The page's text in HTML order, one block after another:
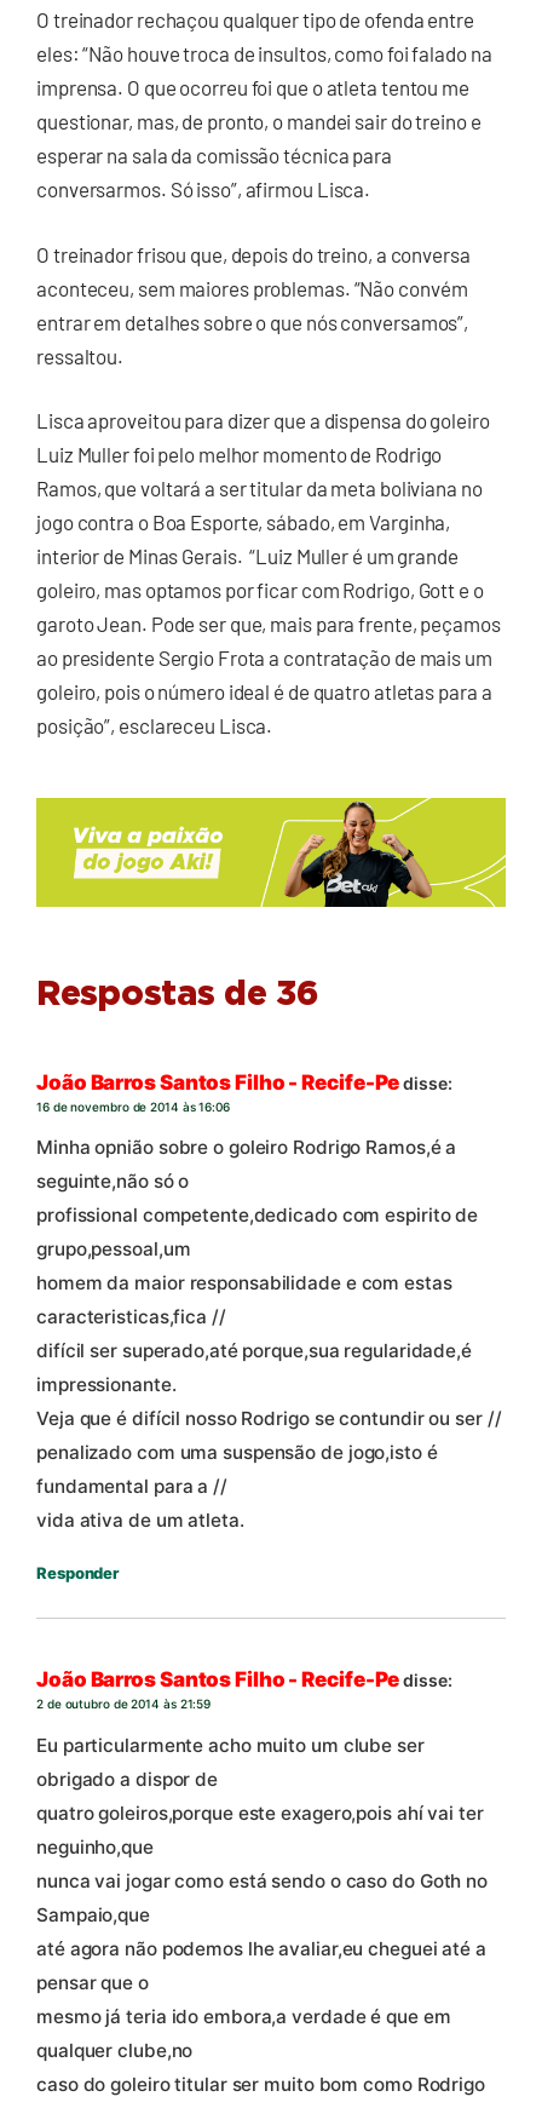
O treinador rechaçou qualquer tipo de ofenda entre
eles: “Não houve troca de insultos, como foi falado na
imprensa. O que ocorreu foi que o atleta tentou me
questionar, mas, de pronto, o mandei sair do treino e
esperar na sala da comissão técnica para
conversarmos. Só isso”, afirmou Lisca.
O treinador frisou que, depois do treino, a conversa
aconteceu, sem maiores problemas. “Não convém
entrar em detalhes sobre o que nós conversamos”,
ressaltou.
Lisca aproveitou para dizer que a dispensa do goleiro
Luiz Muller foi pelo melhor momento de Rodrigo
Ramos, que voltará a ser titular da meta boliviana no
jogo contra o Boa Esporte, sábado, em Varginha,
interior de Minas Gerais. “Luiz Muller é um grande
goleiro, mas optamos por ficar com Rodrigo, Gott e o
garoto Jean. Pode ser que, mais para frente, peçamos
ao presidente Sergio Frota a contratação de mais um
goleiro, pois o número ideal é de quatro atletas para a
posição”, esclareceu Lisca.
Respostas de 36
João Barros Santos Filho - Recife-Pedisse:
16 de novembro de 2014 às 16:06
Minha opnião sobre o goleiro Rodrigo Ramos,é a
seguinte,não só o
profissional competente,dedicado com espirito de
grupo,pessoal,um
homem da maior responsabilidade e com estas
caracteristicas,fica //
difícil ser superado,até porque,sua regularidade,é
impressionante.
Veja que é difícil nosso Rodrigo se contundir ou ser //
penalizado com uma suspensão de jogo,isto é
fundamental para a //
vida ativa de um atleta.
Responder
João Barros Santos Filho - Recife-Pedisse:
2 de outubro de 2014 às 21:59
Eu particularmente acho muito um clube ser
obrigado a dispor de
quatro goleiros,porque este exagero,pois ahí vai ter
neguinho,que
nunca vai jogar como está sendo o caso do Goth no
Sampaio,que
até agora não podemos lhe avaliar,eu cheguei até a
pensar que o
mesmo já teria ido embora,a verdade é que em
qualquer clube,no
caso do goleiro titular ser muito bom como Rodrigo